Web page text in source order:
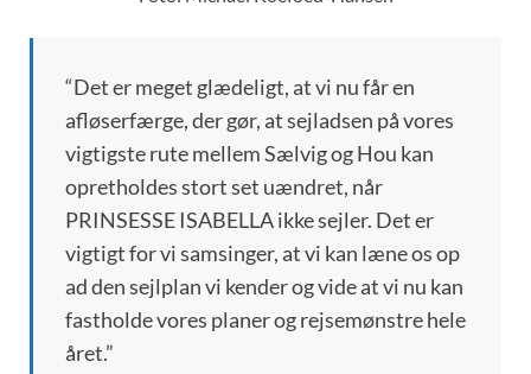
“Det er meget glædeligt, at vi nu får en
afløserfærge, der gør, at sejladsen på vores
vigtigste rute mellem Sælvig og Hou kan
opretholdes stort set uændret, når
PRINSESSE ISABELLA ikke sejler. Det er
vigtigt for vi samsinger, at vi kan læne os op
ad den sejlplan vi kender og vide at vi nu kan
fastholde vores planer og rejsemønstre hele
året.”